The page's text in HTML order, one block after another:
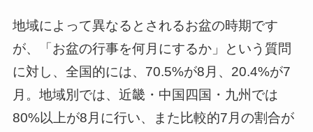
地域によって異なるとされるお盆の時期です
が、「お盆の行事を何月にするか」という質問
に対し、全国的には、70.5%が8月、20.4%が7
月。地域別では、近畿・中国四国・九州では
80%以上が8月に行い、また比較的7月の割合が